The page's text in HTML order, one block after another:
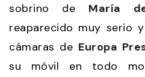
sobrino de María
reaparecido muy serio
cámaras de Europa
su móvil en todo